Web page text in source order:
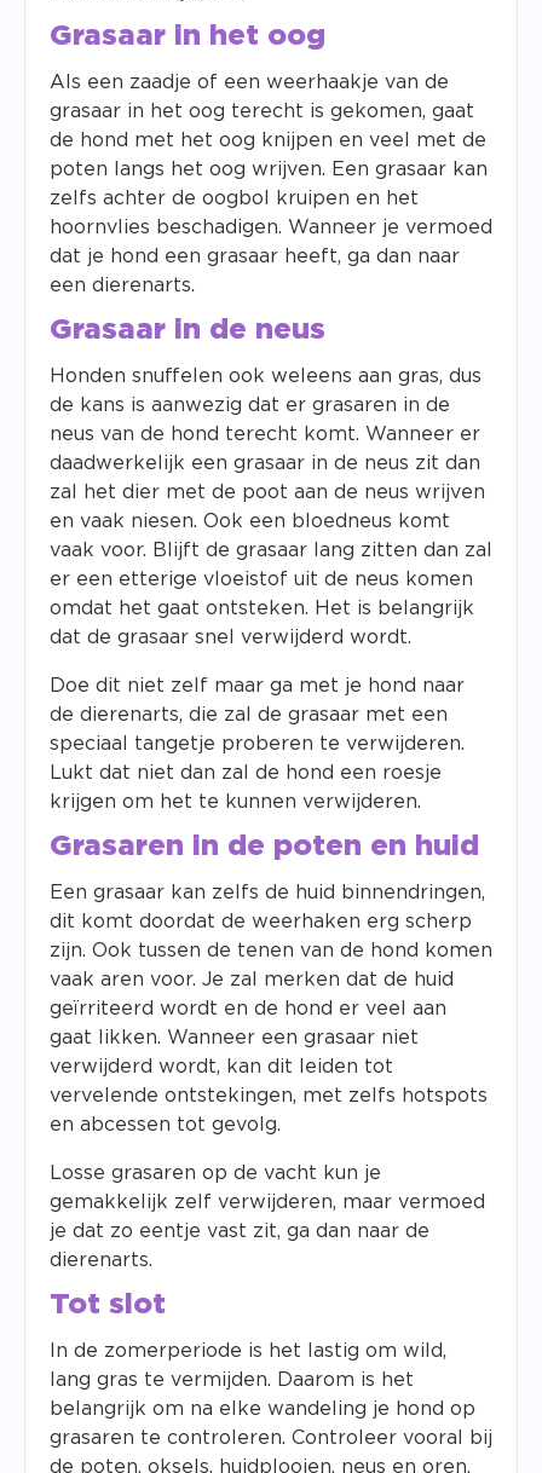
Grasaar in het oog
Als een zaadje of een weerhaakje van de
grasaar in het oog terecht is gekomen, gaat
de hond met het oog knijpen en veel met de
poten langs het oog wrijven. Een grasaar kan
zelfs achter de oogbol kruipen en het
hoornvlies beschadigen. Wanneer je vermoed
dat je hond een grasaar heeft, ga dan naar
een dierenarts.
Grasaar in de neus
Honden snuffelen ook weleens aan gras, dus
de kans is aanwezig dat er grasaren in de
neus van de hond terecht komt. Wanneer er
daadwerkelijk een grasaar in de neus zit dan
zal het dier met de poot aan de neus wrijven
en vaak niesen. Ook een bloedneus komt
vaak voor. Blijft de grasaar lang zitten dan zal
er een etterige vloeistof uit de neus komen
omdat het gaat ontsteken. Het is belangrijk
dat de grasaar snel verwijderd wordt.
Doe dit niet zelf maar ga met je hond naar
de dierenarts, die zal de grasaar met een
speciaal tangetje proberen te verwijderen.
Lukt dat niet dan zal de hond een roesje
krijgen om het te kunnen verwijderen.
Grasaren in de poten en huid
Een grasaar kan zelfs de huid binnendringen,
dit komt doordat de weerhaken erg scherp
zijn. Ook tussen de tenen van de hond komen
vaak aren voor. Je zal merken dat de huid
geïrriteerd wordt en de hond er veel aan
gaat likken. Wanneer een grasaar niet
verwijderd wordt, kan dit leiden tot
vervelende ontstekingen, met zelfs hotspots
en abcessen tot gevolg.
Losse grasaren op de vacht kun je
gemakkelijk zelf verwijderen, maar vermoed
je dat zo eentje vast zit, ga dan naar de
dierenarts.
Tot slot
In de zomerperiode is het lastig om wild,
lang gras te vermijden. Daarom is het
belangrijk om na elke wandeling je hond op
grasaren te controleren. Controleer vooral bij
de poten, oksels, huidplooien, neus en oren.